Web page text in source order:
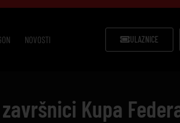
NOVOSTI ULAZNICE
Kupa